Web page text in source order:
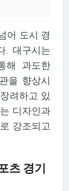
어 도시 경
. 대구시는
해 과도한
을 향상시
려하고 있
디자인과
강조되고
츠 경기